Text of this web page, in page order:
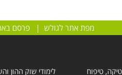
מפת אתר לגולש |פרסם
טיפוח לימודי שוק ההון